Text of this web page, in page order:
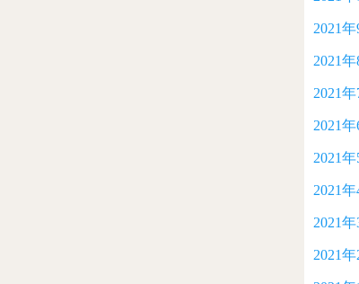
2021年
2021年
2021年
2021年
2021年
2021年
2021年
2021年